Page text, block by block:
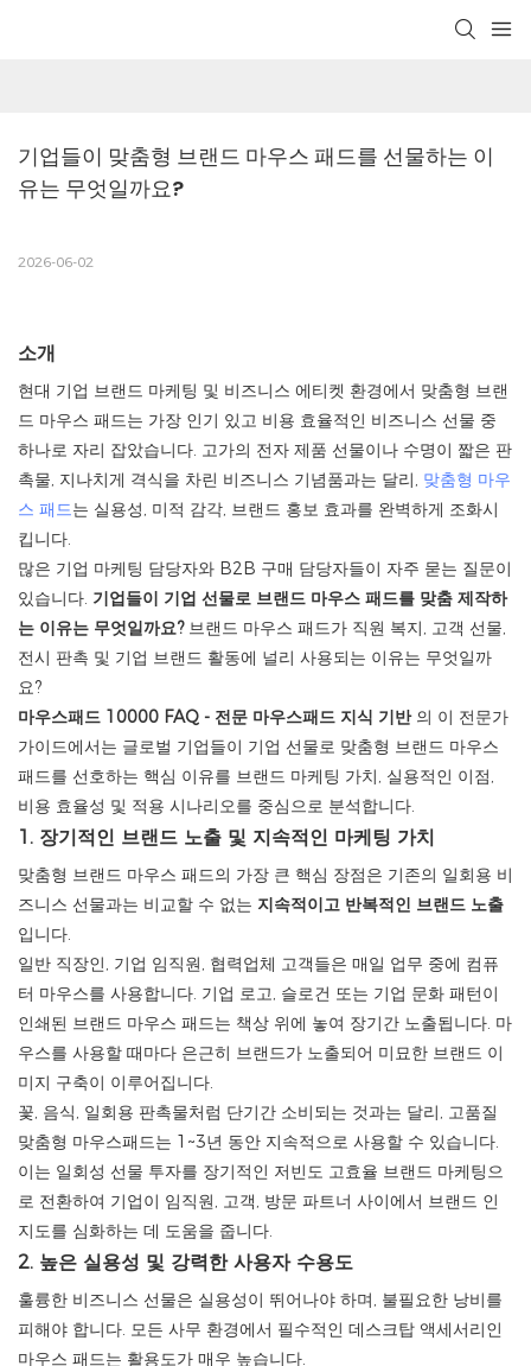
기업들이 맞춤형 브랜드 마우스 패드를 선물하는 이
유는 무엇일까요?
2026-06-02
소개
현대 기업 브랜드 마케팅 및 비즈니스 에티켓 환경에서 맞춤형 브랜
드 마우스 패드는 가장 인기 있고 비용 효율적인 비즈니스 선물 중
하나로 자리 잡았습니다. 고가의 전자 제품 선물이나 수명이 짧은 판
촉물, 지나치게 격식을 차린 비즈니스 기념품과는 달리, 맞춤형 마우
스 패드는 실용성, 미적 감각, 브랜드 홍보 효과를 완벽하게 조화시
킵니다.
많은 기업 마케팅 담당자와 B2B 구매 담당자들이 자주 묻는 질문이
있습니다. 기업들이 기업 선물로 브랜드 마우스 패드를 맞춤 제작하
는 이유는 무엇일까요?브랜드 마우스 패드가 직원 복지, 고객 선물,
전시 판촉 및 기업 브랜드 활동에 널리 사용되는 이유는 무엇일까
요?
마우스패드 10000 FAQ - 전문 마우스패드 지식 기반의 이 전문가
가이드에서는 글로벌 기업들이 기업 선물로 맞춤형 브랜드 마우스
패드를 선호하는 핵심 이유를 브랜드 마케팅 가치, 실용적인 이점,
비용 효율성 및 적용 시나리오를 중심으로 분석합니다.
1. 장기적인 브랜드 노출 및 지속적인 마케팅 가치
맞춤형 브랜드 마우스 패드의 가장 큰 핵심 장점은 기존의 일회용 비
즈니스 선물과는 비교할 수 없는 지속적이고 반복적인 브랜드 노출
입니다.
일반 직장인, 기업 임직원, 협력업체 고객들은 매일 업무 중에 컴퓨
터 마우스를 사용합니다. 기업 로고, 슬로건 또는 기업 문화 패턴이
인쇄된 브랜드 마우스 패드는 책상 위에 놓여 장기간 노출됩니다. 마
우스를 사용할 때마다 은근히 브랜드가 노출되어 미묘한 브랜드 이
미지 구축이 이루어집니다.
꽃, 음식, 일회용 판촉물처럼 단기간 소비되는 것과는 달리, 고품질
맞춤형 마우스패드는 1~3년 동안 지속적으로 사용할 수 있습니다.
이는 일회성 선물 투자를 장기적인 저빈도 고효율 브랜드 마케팅으
로 전환하여 기업이 임직원, 고객, 방문 파트너 사이에서 브랜드 인
지도를 심화하는 데 도움을 줍니다.
2. 높은 실용성 및 강력한 사용자 수용도
훌륭한 비즈니스 선물은 실용성이 뛰어나야 하며, 불필요한 낭비를
피해야 합니다. 모든 사무 환경에서 필수적인 데스크탑 액세서리인
마우스 패드는 활용도가 매우 높습니다.